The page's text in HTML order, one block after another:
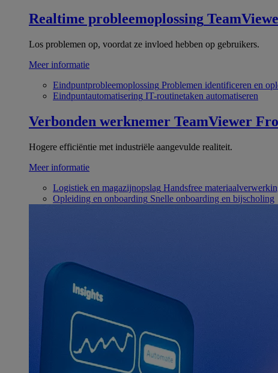
Realtime probleemoplossing
Los problemen op, voordat ze invloed hebben op gebruikers.
Meer informatie
Eindpuntprobleemoplossing Problemen identificeren en
Eindpuntautomatisering IT-routinetaken automatiseren
Verbonden werknemer TeamViewer
Hogere efficiëntie met industriële aangevulde realiteit.
Meer informatie
Logistiek en magazijnopslag Handsfree
Opleiding en onboarding Snelle onboarding en bijscholing